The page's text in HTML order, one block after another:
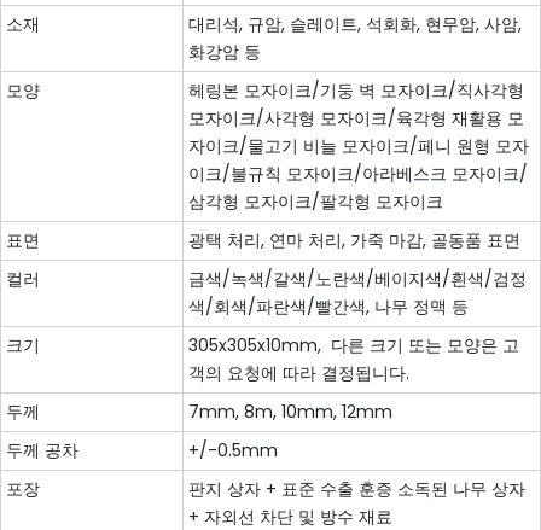
소재
대리석, 규암, ​​슬레이트, 석회화, 현무암, 사암,
화강암 등
모양
헤링본 모자이크/기둥 벽 모자이크/직사각형
모자이크/사각형 모자이크/육각형 재활용 모
자이크/물고기 비늘 모자이크/페니 원형 모자
이크/불규칙 모자이크/아라베스크 모자이크/
삼각형 모자이크/팔각형 모자이크
표면
광택 처리, 연마 처리, 가죽 마감, 골동품 표면
컬러
금색/녹색/갈색/노란색/베이지색/흰색/검정
색/회색/파란색/빨간색, 나무 정맥 등
크기
305x305x10mm, 다른 크기 또는 모양은 고
객의 요청에 따라 결정됩니다.
두께
7mm, 8m, 10mm, 12mm
두께 공차
+/-0.5mm
포장
판지 상자 + 표준 수출 훈증 소독된 나무 상자
+ 자외선 차단 및 방수 재료